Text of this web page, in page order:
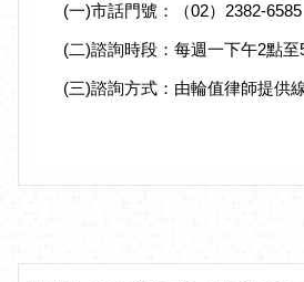
(一)市話門號：（02）2382-
(二)諮詢時段：每週一下午2點至
(三)諮詢方式：由輪值律師提供